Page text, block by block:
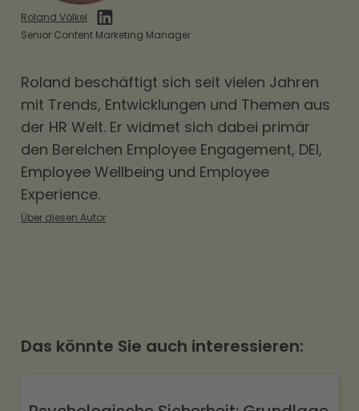
einzelne Personen, und ist die gesetzliche Basis
für weitergehende Maßnahmen.
Roland Völkel
Senior Content Marketing Manager
Roland beschäftigt sich seit vielen Jahren
mit Trends, Entwicklungen und Themen aus
der HR Welt. Er widmet sich dabei primär
den Bereichen Employee Engagement, DEI,
Employee Wellbeing und Employee
Experience.
Über diesen Autor
Das könnte Sie auch interessieren: